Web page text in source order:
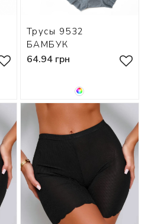
Трусы 9532
БАМБУК
64.94 грн